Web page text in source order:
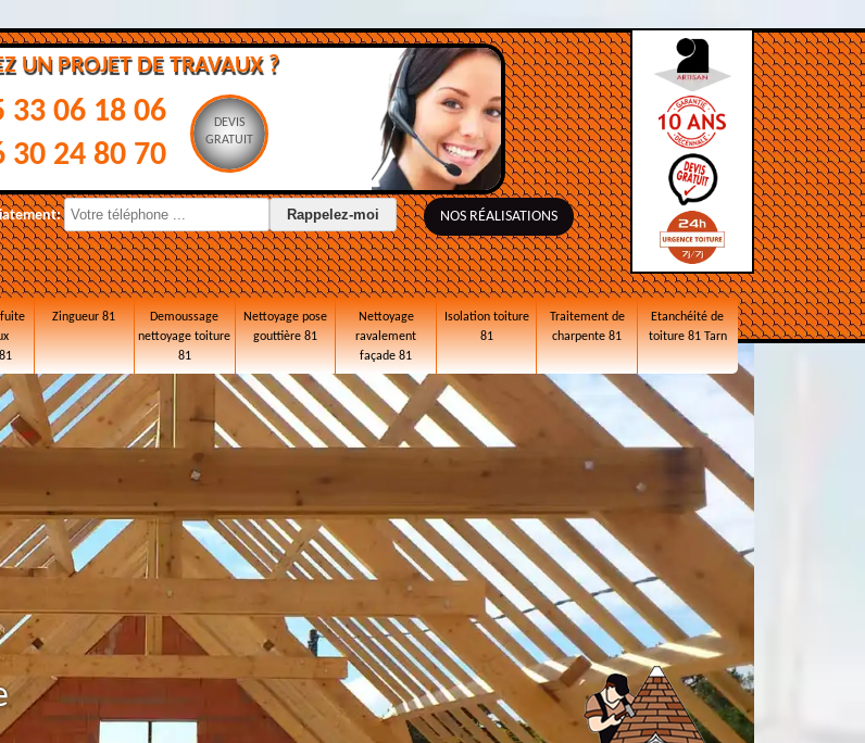
UN PROJET DE TRAVAUX ?
33 06 18 06
30 24 80 70
DEVIS
GRATUIT
NOS RÉALISATIONS
fuite
Zingueur 81
Demoussage
nettoyage toiture
81
Nettoyage pose
gouttière 81
Nettoyage
ravalement
façade 81
Isolation toiture
81
Traitement de
charpente 81
Etanchéité de
toiture 81 Tarn